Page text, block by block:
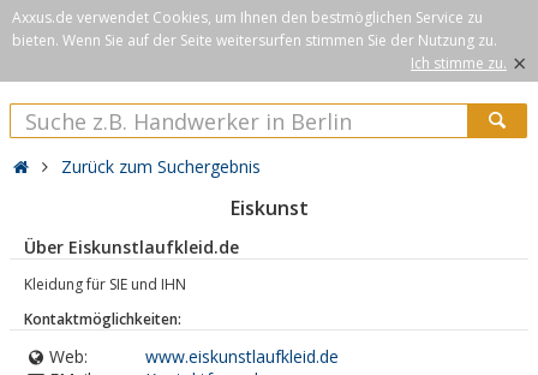
Axxus.de verwendet Cookies, um Ihnen den bestmöglichen Service zu
bieten. Wenn Sie auf der Seite weitersurfen stimmen Sie der Nutzung zu.
Ich stimme zu. ×
Zurück zum Suchergebnis
Eiskunst
Über Eiskunstlaufkleid.de
Kleidung für SIE und IHN
Kontaktmöglichkeiten:
Web:
www.eiskunstlaufkleid.de